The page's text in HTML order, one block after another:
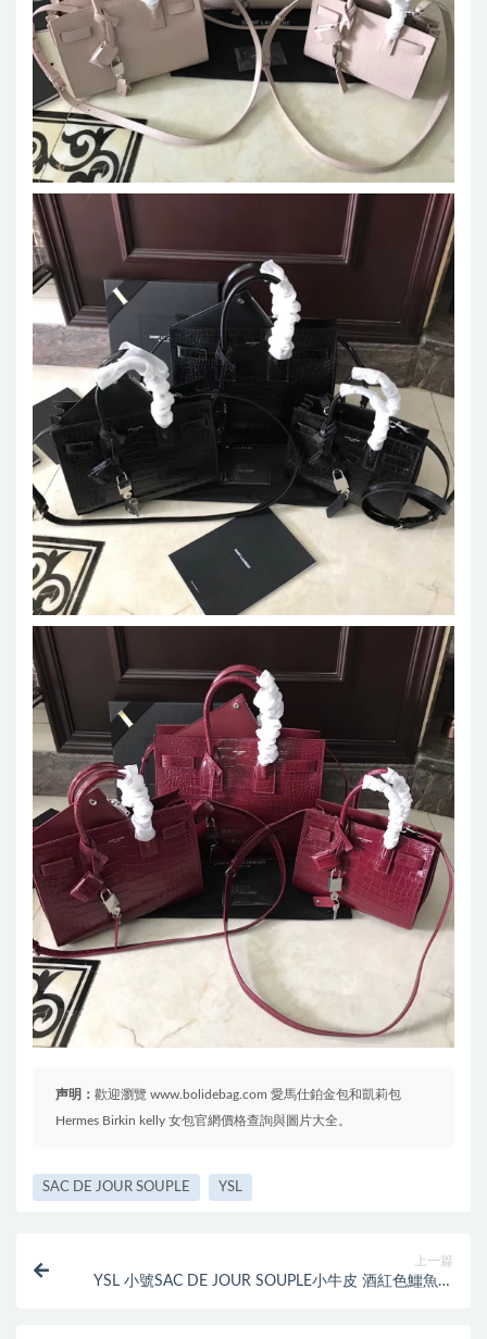
声明： 歡迎瀏覽 www.bolidebag.com 愛馬仕鉑金包和凱莉包
Hermes Birkin kelly 女包官網價格查詢與圖片大全。
SAC DE JOUR SOUPLE YSL
上一篇
YSL 小號SAC DE JOUR SOUPLE小牛皮 酒紅色鱷魚壓